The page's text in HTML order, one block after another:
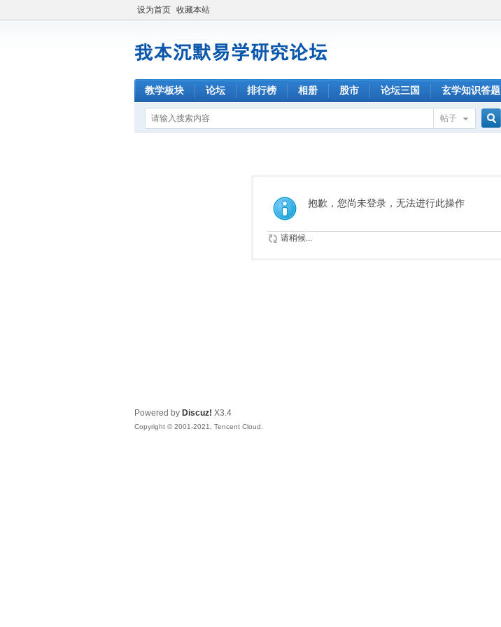
设为首页 收藏本站
教学板块 论坛 排行榜 相册 股市 论坛三国 玄学知识答题
帖子
抱歉，您尚未登录，无法进行此操作
请稍候...
Powered by Discuz! X3.4
Copyright © 2001-2021, Tencent Cloud.